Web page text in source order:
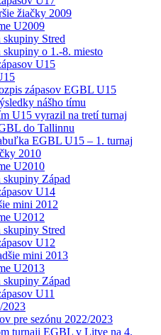
žiačky 2009
U2009
Stred
o 1.-8. miesto
U15
zápasov EGBL U15
nášho tímu
U15 vyrazil na tretí turnaj
do Tallinnu
EGBL U15 – 1. turnaj
2010
U2010
Západ
U14
mini 2012
U2012
Stred
U12
mini 2013
U2013
Západ
U11
2023
pre sezónu 2022/2023
turnaji EGBL v Litve na 4.